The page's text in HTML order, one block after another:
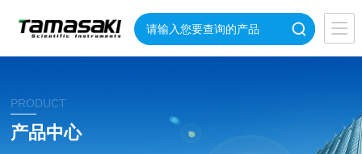
PRODUCT
产品中心